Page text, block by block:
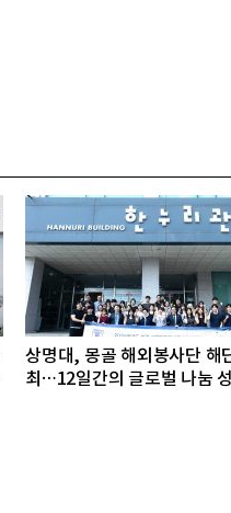
상명대, 몽골 해외봉사단 해
최…12일간의 글로벌 나눔